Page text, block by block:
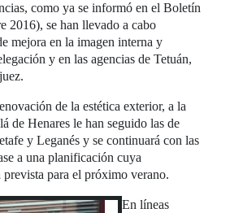
como ya se informó en el Boletín
2016), se han llevado a cabo
mejora en la imagen interna y
y en las agencias de Tetuán,
de la estética exterior, a la
de Henares le han seguido las de
y Leganés y se continuará con las
a una planificación cuya
para el próximo verano.
En líneas